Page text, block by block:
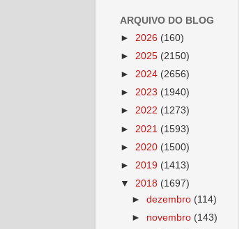
ARQUIVO DO BLOG
► 2026 (160)
► 2025 (2150)
► 2024 (2656)
► 2023 (1940)
► 2022 (1273)
► 2021 (1593)
► 2020 (1500)
► 2019 (1413)
▼ 2018 (1697)
►dezembro (114)
► novembro (143)